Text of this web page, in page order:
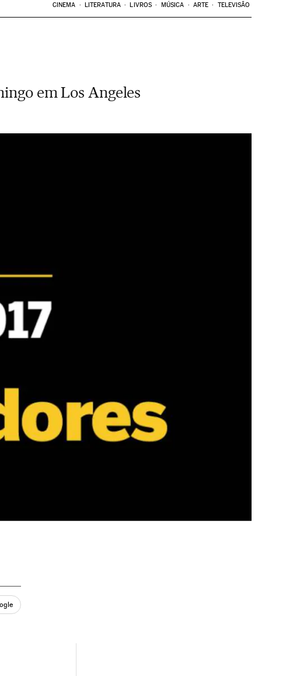
CINEMA LITERATURA LIVROS MÚSICA ARTE TELEVISÃO
em Los Angeles